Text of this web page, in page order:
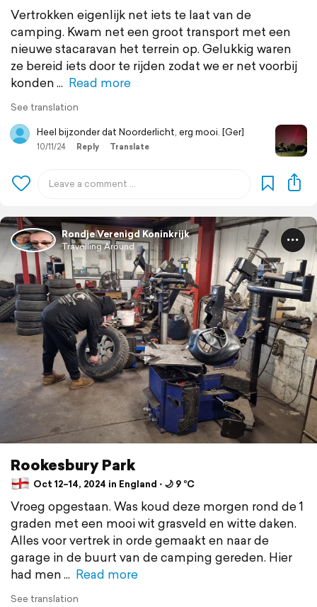
Vertrokken eigenlijk net iets te laat van de
camping. Kwam net een groot transport met een
nieuwe stacaravan het terrein op. Gelukkig waren
ze bereid iets door te rijden zodat we er net voorbij
konden
Read more
See translation
Heel bijzonder dat Noorderlicht, erg mooi. [Ger]
10/11/24 Reply Translate
Rondje Verenigd Koninkrijk
Travelling Around
Rookesbury Park
Oct 12–14, 2024 in England ⋅ 🌙 9 °C
Vroeg opgestaan. Was koud deze morgen rond de 1
graden met een mooi wit grasveld en witte daken.
Alles voor vertrek in orde gemaakt en naar de
garage in de buurt van de camping gereden. Hier
had men
Read more
See translation